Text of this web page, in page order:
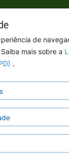
- GO,
de
mais sobre a
.